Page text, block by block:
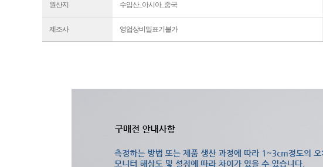
원산지 수입산_아시아_중국
제조사 영업상비밀표기불가